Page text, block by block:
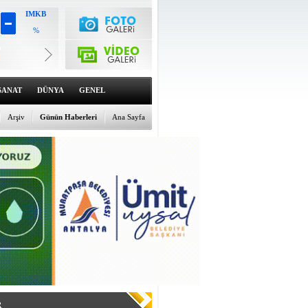
IMKB
%
6547.21
%1.03
Dolar
47.696
%0.11
Euro
54.9743
%-0.08
DÜNYA GENEL
Ana Sayfa
Günün Haberleri
Arşiv